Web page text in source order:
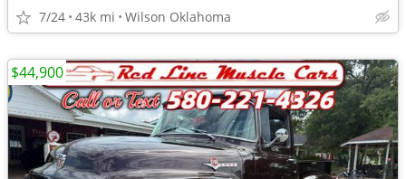
7/24 43k mi Wilson Oklahoma
$44,900